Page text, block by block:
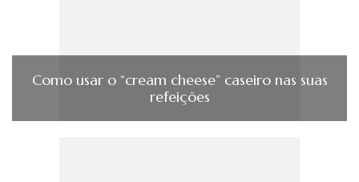
Como usar o “cream cheese” caseiro nas suas
refeições